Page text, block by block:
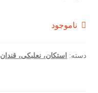
ناموجود
دسته: استکان، نعلبکی، قندان